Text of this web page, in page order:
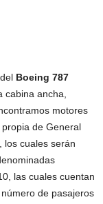
Boeing 787
ancha,
motores
de General
los cuales serán
las cuales cuentan
de pasajeros